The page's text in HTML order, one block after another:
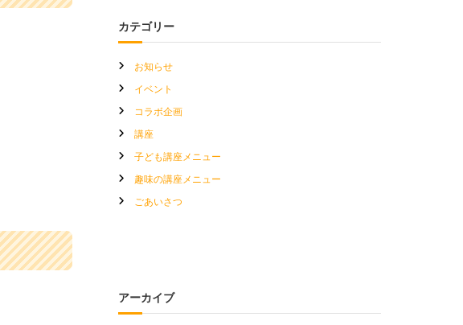
カテゴリー
お知らせ
イベント
コラボ企画
講座
子ども講座メニュー
趣味の講座メニュー
ごあいさつ
アーカイブ